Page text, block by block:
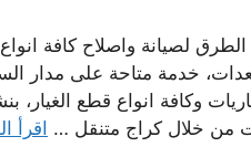
لصيانة واصلاح كافة
خدمة متاحة على مدار
وكافة انواع قطع
من خلال كراج متنقل … اقرأ